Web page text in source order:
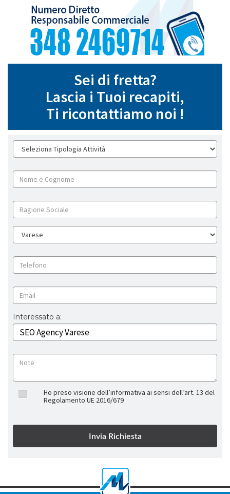
Sei di fretta?
Lascia i Tuoi recapiti,
Ti ricontattiamo noi !
Interessato a:
Ho preso visione dell’informativa ai sensi dell’art. 13 del
Regolamento UE 2016/679